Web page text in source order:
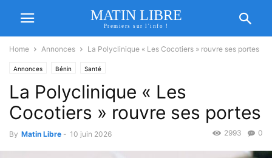
MATIN LIBRE
Premiers sur l'info !
Home Annonces La Polyclinique « Les Cocotiers » rouvre ses portes
Annonces Bénin Santé
La Polyclinique « Les
Cocotiers » rouvre ses portes
By Matin Libre - 10 juin 2026 0
2993